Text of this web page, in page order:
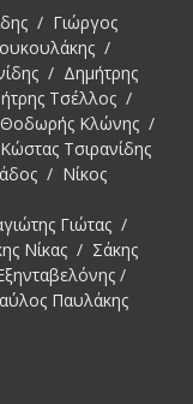
/ Γιώργος
/
/ Δημήτρης
Τσέλλος /
Κλώνης /
Τσιρανίδης
/ Νίκος
Γιώτας /
Νίκας / Σάκης
/
Παυλάκης